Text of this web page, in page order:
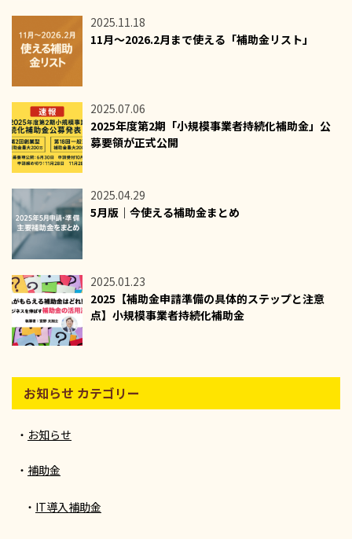
2025.11.18
11月～2026.2月まで使える「補助金リスト」
2025.07.06
2025年度第2期「小規模事業者持続化補助金」公
募要領が正式公開
2025.04.29
5月版｜今使える補助金まとめ
2025.01.23
2025【補助金申請準備の具体的ステップと注意
点】小規模事業者持続化補助金
お知らせ カテゴリー
お知らせ
補助金
IT導入補助金